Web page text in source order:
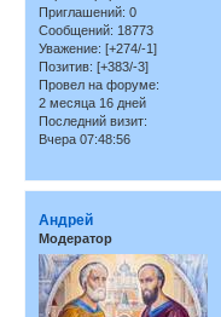
Приглашений: 0
Сообщений: 18773
Уважение: [+274/-1]
Позитив: [+383/-3]
Провел на форуме:
2 месяца 16 дней
Последний визит:
Вчера 07:48:56
Андрей
Модератор